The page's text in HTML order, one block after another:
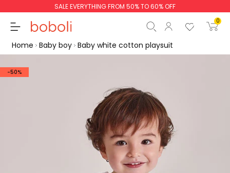
SALE EVERYTHING FROM 50% TO 60% OFF
0
Start order
Home Baby boy Baby white cotton playsuit
-50%